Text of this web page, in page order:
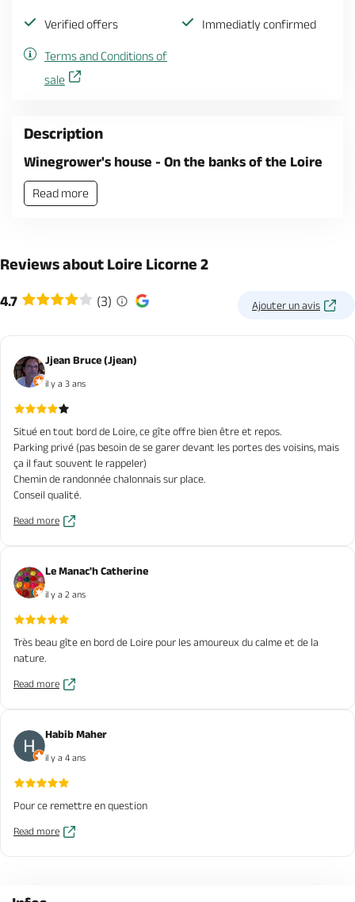
Verified offers Immediatly confirmed
Terms and Conditions of
sale
Description
Winegrower's house - On the banks of the Loire
Read more
Reviews about Loire Licorne 2
4.7 (3) Ajouter un avis
Jjean Bruce (Jjean)
il y a 3 ans
Situé en tout bord de Loire, ce gîte offre bien être et repos.
Parking privé (pas besoin de se garer devant les portes des voisins, mais
ça il faut souvent le rappeler)
Chemin de randonnée chalonnais sur place.
Conseil qualité.
Read more
Le Manac'h Catherine
il y a 2 ans
Très beau gîte en bord de Loire pour les amoureux du calme et de la
nature.
Read more
Habib Maher
il y a 4 ans
Pour ce remettre en question
Read more